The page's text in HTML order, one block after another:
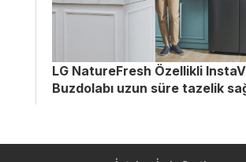
LG NatureFresh Özellikli
Buzdolabı uzun süre tazelik